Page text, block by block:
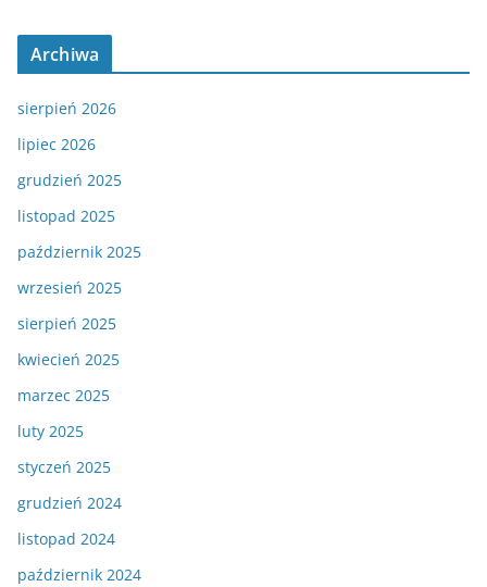
Archiwa
sierpień 2026
lipiec 2026
grudzień 2025
listopad 2025
październik 2025
wrzesień 2025
sierpień 2025
kwiecień 2025
marzec 2025
luty 2025
styczeń 2025
grudzień 2024
listopad 2024
październik 2024